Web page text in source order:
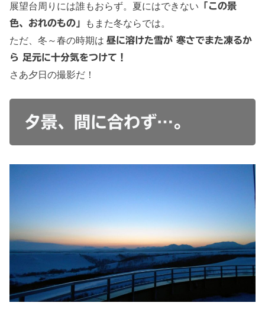
展望台周りには誰もおらず。夏にはできない 「この景
色、おれのもの」
もまた冬ならでは。
ただ、冬～春の時期は昼に溶けた雪が 寒さでまた凍るか
ら 足元に十分気をつけて！
さあ夕日の撮影だ！